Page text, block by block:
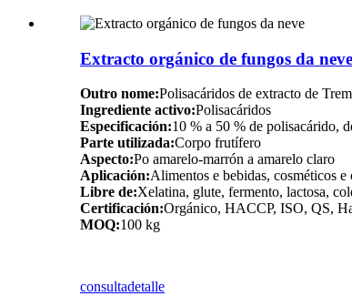
Extracto orgánico de fungos da neve
Outro nome:Polisacáridos de extracto de
Ingrediente activo:Polisacáridos
Especificación:10 % a 50 % de polisacárido,
Parte utilizada:Corpo frutífero
Aspecto:Po amarelo-marrón a amarelo claro
Aplicación:Alimentos e bebidas, cosméticos
Libre de:Xelatina, glute, fermento, lactosa,
Certificación:Orgánico, HACCP, ISO, QS,
MOQ:100 kg
consultadetalle